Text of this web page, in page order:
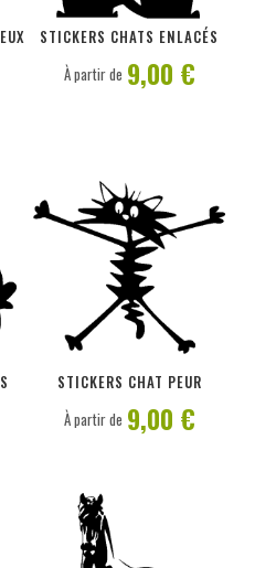
STICKERS CHATS ENLACÉS
PERSONNALISER
À partir de 9,00 €
STICKERS CHAT PEUR
À partir de 9,00 €